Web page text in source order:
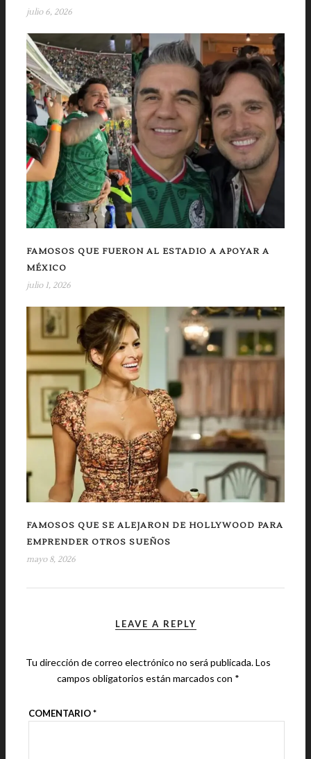
julio 6, 2026
FAMOSOS QUE FUERON AL ESTADIO A APOYAR A
MÉXICO
julio 1, 2026
FAMOSOS QUE SE ALEJARON DE HOLLYWOOD PARA
EMPRENDER OTROS SUEÑOS
mayo 8, 2026
LEAVE A REPLY
Tu dirección de correo electrónico no será publicada.Los
campos obligatorios están marcados con *
COMENTARIO*